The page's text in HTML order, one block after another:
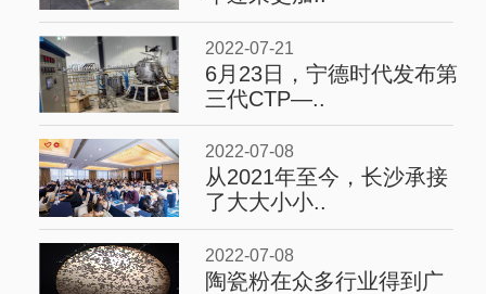
2022-07-21
6月23日，宁德时代发布第
三代CTP—..
2022-07-08
从2021年至今，长沙承接
了大大小小..
2022-07-08
陶瓷粉在众多行业得到广